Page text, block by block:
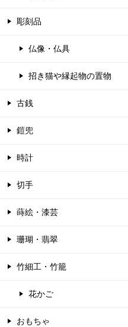
彫刻品
仏像・仏具
招き猫や縁起物の置物
古銭
鎧兜
時計
切手
蒔絵・漆芸
珊瑚・翡翠
竹細工・竹籠
花かご
おもちゃ